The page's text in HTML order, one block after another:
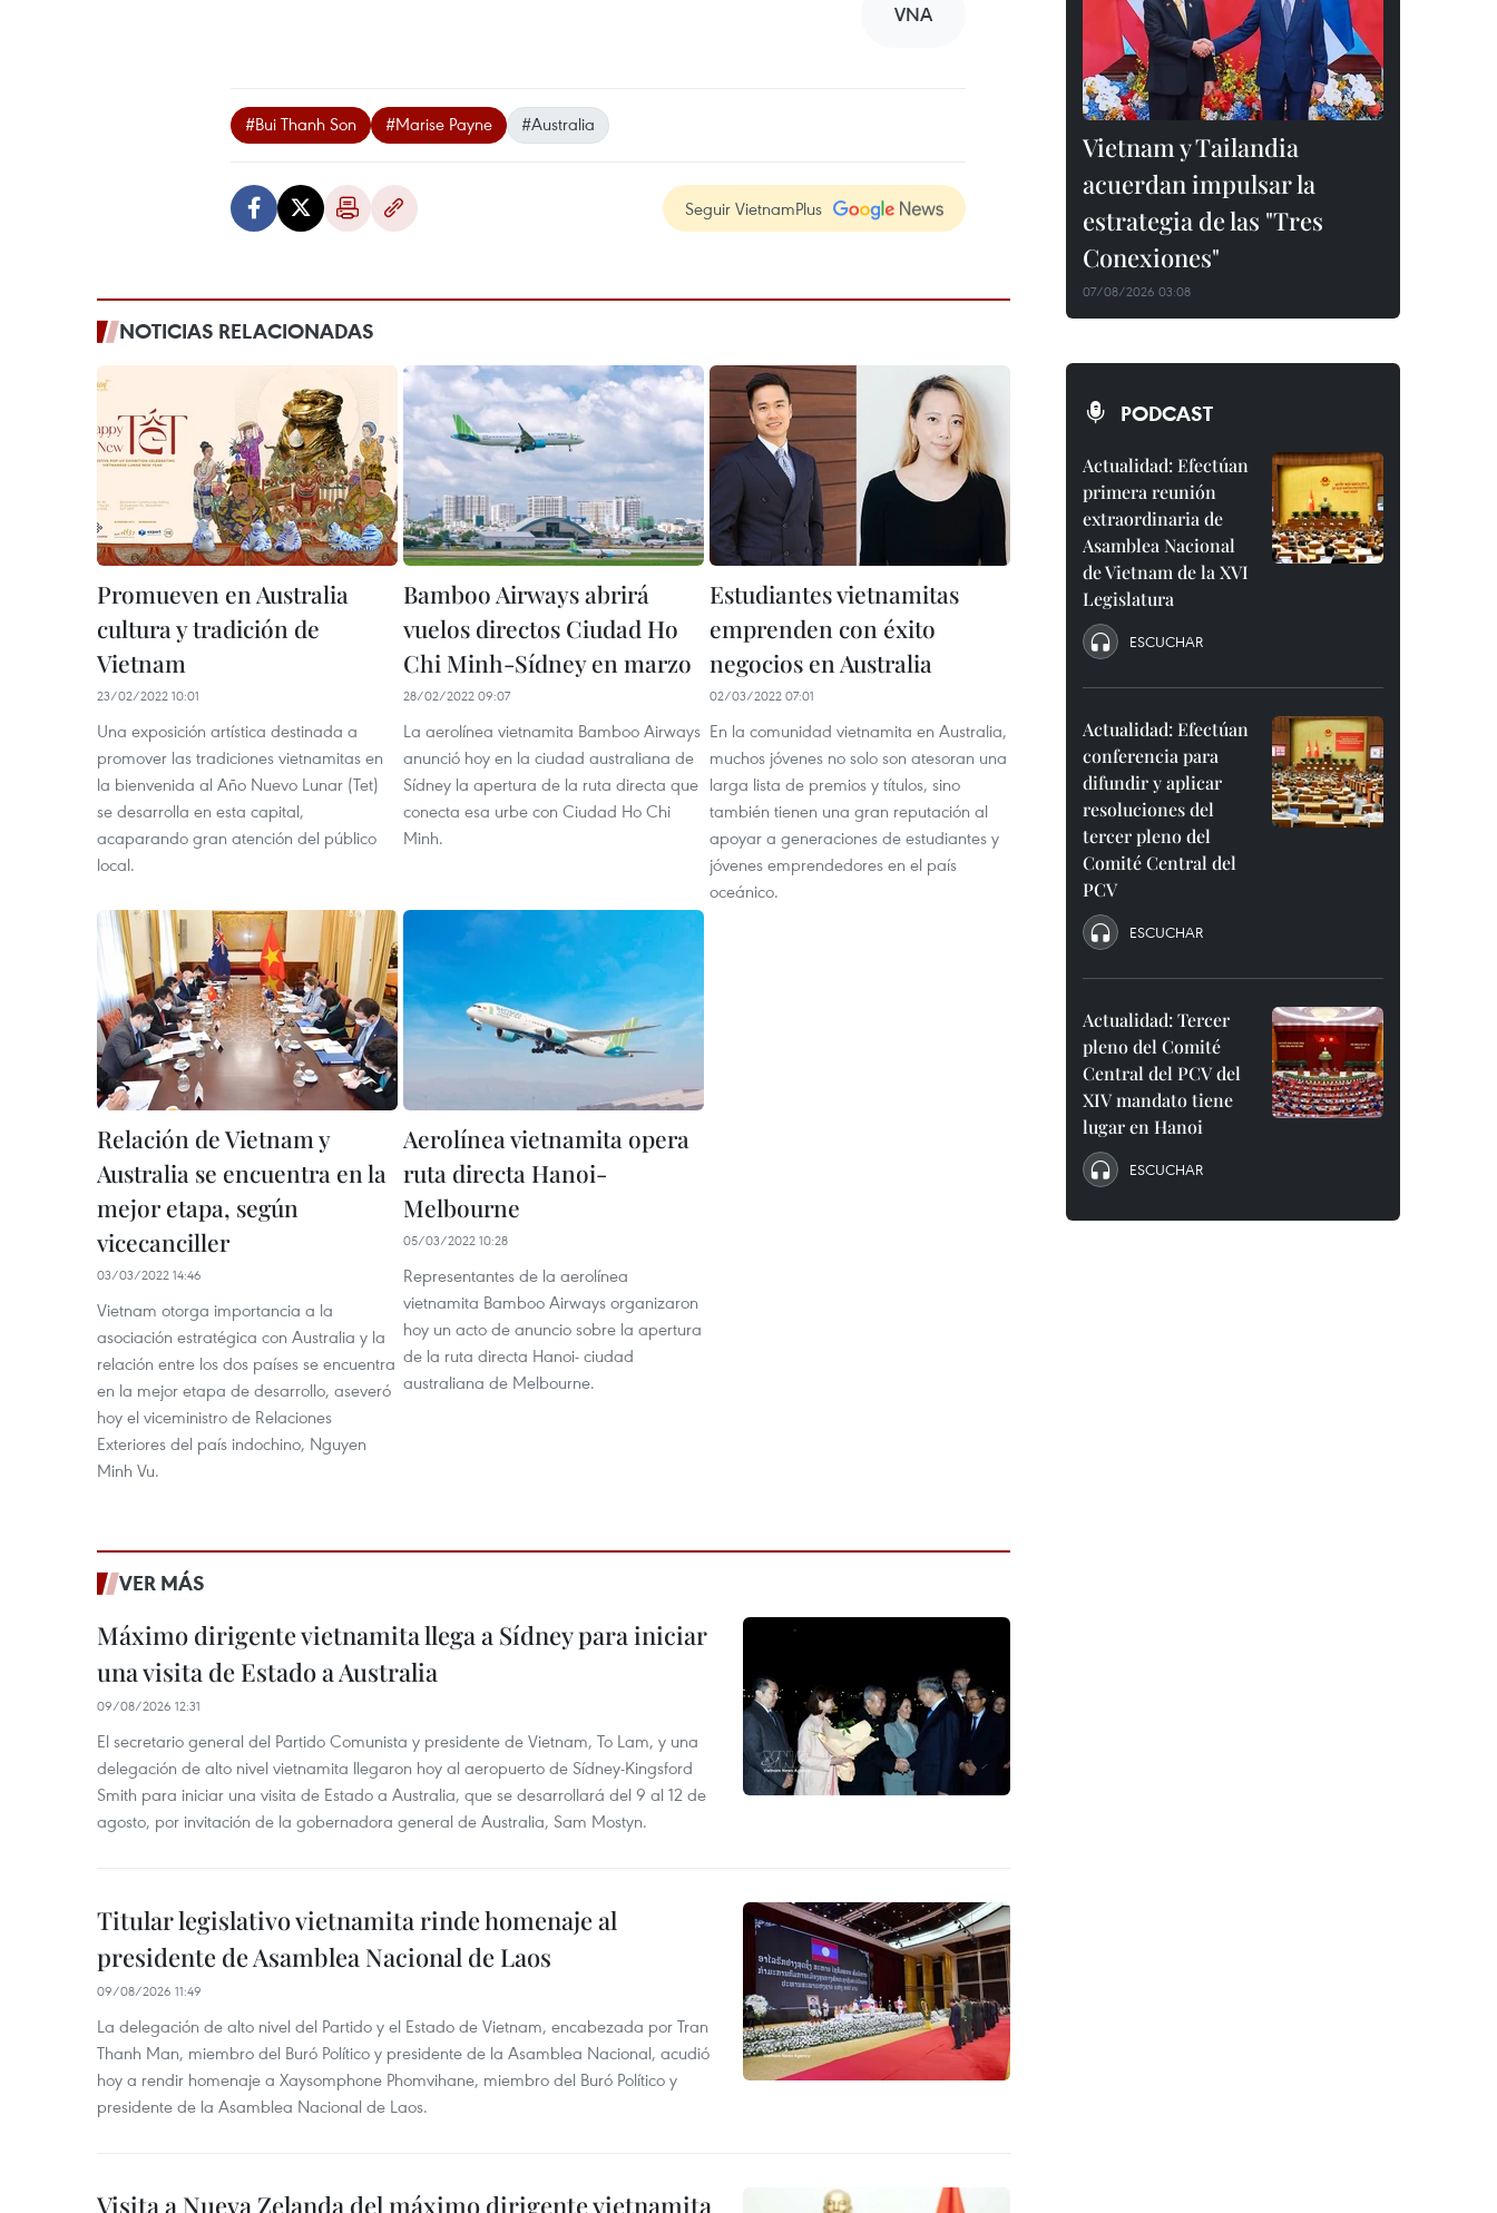
VNA
#Bui Thanh Son #Marise Payne #Australia
Seguir VietnamPlus
NOTICIAS RELACIONADAS
Promueven en Australia
cultura y tradición de
Vietnam
23/02/2022 10:01
Una exposición artística destinada a
promover las tradiciones vietnamitas en
la bienvenida al Año Nuevo Lunar (Tet)
se desarrolla en esta capital,
acaparando gran atención del público
local.
Bamboo Airways abrirá
vuelos directos Ciudad Ho
Chi Minh-Sídney en marzo
28/02/2022 09:07
La aerolínea vietnamita Bamboo Airways
anunció hoy en la ciudad australiana de
Sídney la apertura de la ruta directa que
conecta esa urbe con Ciudad Ho Chi
Minh.
Estudiantes vietnamitas
emprenden con éxito
negocios en Australia
02/03/2022 07:01
En la comunidad vietnamita en Australia,
muchos jóvenes no solo son atesoran una
larga lista de premios y títulos, sino
también tienen una gran reputación al
apoyar a generaciones de estudiantes y
jóvenes emprendedores en el país
oceánico.
Relación de Vietnam y
Australia se encuentra en la
mejor etapa, según
vicecanciller
03/03/2022 14:46
Vietnam otorga importancia a la
asociación estratégica con Australia y la
relación entre los dos países se encuentra
en la mejor etapa de desarrollo, aseveró
hoy el viceministro de Relaciones
Exteriores del país indochino, Nguyen
Minh Vu.
Aerolínea vietnamita opera
ruta directa Hanoi-
Melbourne
05/03/2022 10:28
Representantes de la aerolínea
vietnamita Bamboo Airways organizaron
hoy un acto de anuncio sobre la apertura
de la ruta directa Hanoi- ciudad
australiana de Melbourne.
VER MÁS
Máximo dirigente vietnamita llega a Sídney para iniciar
una visita de Estado a Australia
09/08/2026 12:31
El secretario general del Partido Comunista y presidente de Vietnam, To Lam, y una
delegación de alto nivel vietnamita llegaron hoy al aeropuerto de Sídney-Kingsford
Smith para iniciar una visita de Estado a Australia, que se desarrollará del 9 al 12 de
agosto, por invitación de la gobernadora general de Australia, Sam Mostyn.
Titular legislativo vietnamita rinde homenaje al
presidente de Asamblea Nacional de Laos
09/08/2026 11:49
La delegación de alto nivel del Partido y el Estado de Vietnam, encabezada por Tran
Thanh Man, miembro del Buró Político y presidente de la Asamblea Nacional, acudió
hoy a rendir homenaje a Xaysomphone Phomvihane, miembro del Buró Político y
presidente de la Asamblea Nacional de Laos.
Visita a Nueva Zelanda del máximo dirigente vietnamita
Vietnam y Tailandia
acuerdan impulsar la
estrategia de las "Tres
Conexiones"
07/08/2026 03:08
PODCAST
Actualidad: Efectúan
primera reunión
extraordinaria de
Asamblea Nacional
de Vietnam de la XVI
Legislatura
ESCUCHAR
Actualidad: Efectúan
conferencia para
difundir y aplicar
resoluciones del
tercer pleno del
Comité Central del
PCV
ESCUCHAR
Actualidad: Tercer
pleno del Comité
Central del PCV del
XIV mandato tiene
lugar en Hanoi
ESCUCHAR